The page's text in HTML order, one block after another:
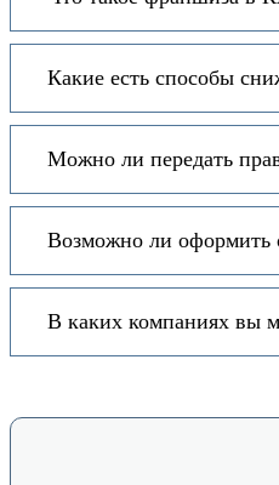
Какие есть способы
Можно ли передать
Возможно ли оформить
В каких компаниях вы